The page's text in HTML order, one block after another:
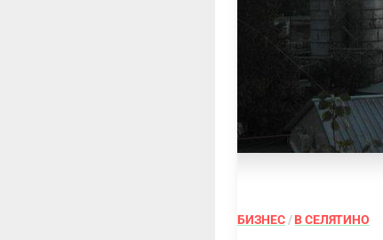
БИЗНЕС/В СЕЛЯТИНО